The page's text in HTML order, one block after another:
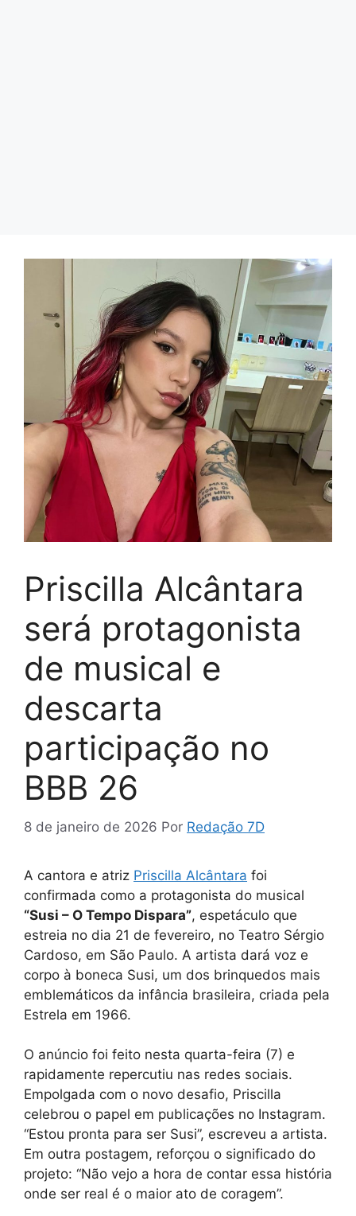
Priscilla Alcântara
será protagonista
de musical e
descarta
participação no
BBB 26
8 de janeiro de 2026 Por Redação 7D
A cantora e atriz Priscilla Alcântara foi
confirmada como a protagonista do musical
“Susi – O Tempo Dispara”, espetáculo que
estreia no dia 21 de fevereiro, no Teatro Sérgio
Cardoso, em São Paulo. A artista dará voz e
corpo à boneca Susi, um dos brinquedos mais
emblemáticos da infância brasileira, criada pela
Estrela em 1966.
O anúncio foi feito nesta quarta-feira (7) e
rapidamente repercutiu nas redes sociais.
Empolgada com o novo desafio, Priscilla
celebrou o papel em publicações no Instagram.
“Estou pronta para ser Susi”, escreveu a artista.
Em outra postagem, reforçou o significado do
projeto: “Não vejo a hora de contar essa história
onde ser real é o maior ato de coragem”.